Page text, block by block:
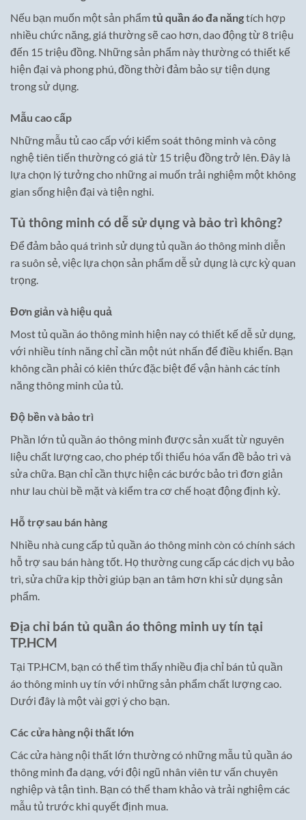
Nếu bạn muốn một sản phẩmtủ quần áo đa năngtích hợp
nhiều chức năng, giá thường sẽ cao hơn, dao động từ 8 triệu
đến 15 triệu đồng. Những sản phẩm này thường có thiết kế
hiện đại và phong phú, đồng thời đảm bảo sự tiện dụng
trong sử dụng.
Mẫu cao cấp
Những mẫu tủ cao cấp với kiểm soát thông minh và công
nghệ tiên tiến thường có giá từ 15 triệu đồng trở lên. Đây là
lựa chọn lý tưởng cho những ai muốn trải nghiệm một không
gian sống hiện đại và tiện nghi.
Tủ thông minh có dễ sử dụng và bảo trì không?
Để đảm bảo quá trình sử dụng tủ quần áo thông minh diễn
ra suôn sẻ, việc lựa chọn sản phẩm dễ sử dụng là cực kỳ quan
trọng.
Đơn giản và hiệu quả
Most tủ quần áo thông minh hiện nay có thiết kế dễ sử dụng,
với nhiều tính năng chỉ cần một nút nhấn để điều khiển. Bạn
không cần phải có kiên thức đặc biệt để vận hành các tính
năng thông minh của tủ.
Độ bền và bảo trì
Phần lớn tủ quần áo thông minh được sản xuất từ nguyên
liệu chất lượng cao, cho phép tối thiểu hóa vấn đề bảo trì và
sửa chữa. Bạn chỉ cần thực hiện các bước bảo trì đơn giản
như lau chùi bề mặt và kiểm tra cơ chế hoạt động định kỳ.
Hỗ trợ sau bán hàng
Nhiều nhà cung cấp tủ quần áo thông minh còn có chính sách
hỗ trợ sau bán hàng tốt. Họ thường cung cấp các dịch vụ bảo
trì, sửa chữa kịp thời giúp bạn an tâm hơn khi sử dụng sản
phẩm.
Địa chỉ bán tủ quần áo thông minh uy tín tại
TP.HCM
Tại TP.HCM, bạn có thể tìm thấy nhiều địa chỉ bán tủ quần
áo thông minh uy tín với những sản phẩm chất lượng cao.
Dưới đây là một vài gợi ý cho bạn.
Các cửa hàng nội thất lớn
Các cửa hàng nội thất lớn thường có những mẫu tủ quần áo
thông minh đa dạng, với đội ngũ nhân viên tư vấn chuyên
nghiệp và tận tình. Bạn có thể tham khảo và trải nghiệm các
mẫu tủ trước khi quyết định mua.